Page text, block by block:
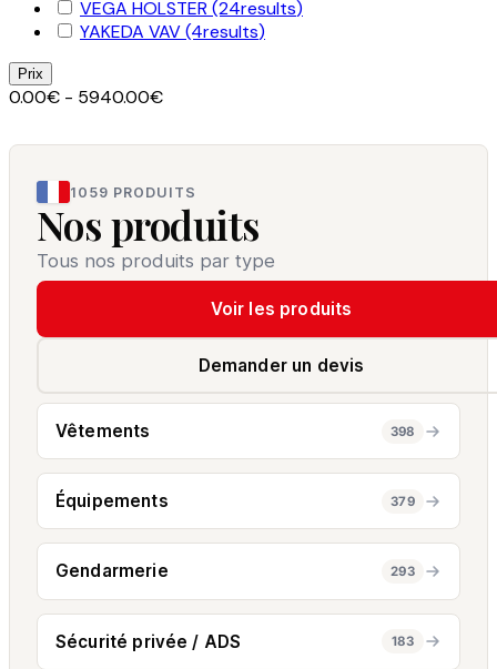
VEGA HOLSTER (24results)
YAKEDA VAV(4results)
Prix
0.00€ - 5940.00€
1059 PRODUITS
Nos produits
Tous nos produits par type
Voir les produits
Demander un devis
Vêtements 398
Équipements 379
Gendarmerie 293
Sécurité privée / ADS 183